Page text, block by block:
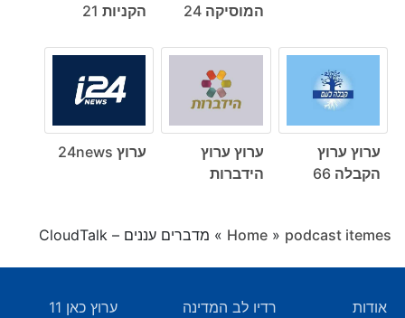
המוסיקה 24
הקניות 21
ערוץ ערוץ
הקבלה 66
ערוץ ערוץ
הידברות
ערוץ 24news
Home » podcast itemes
» מדברים עננים – CloudTalk
אודות
רדיו לב המדינה
ערוץ כאן 11